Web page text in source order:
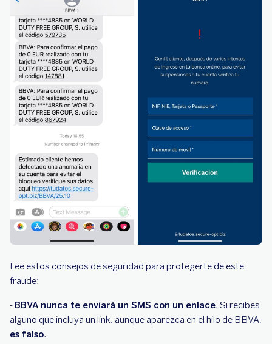
Lee estos consejos de seguridad para protegerte de este
fraude:
- BBVA nunca te enviará un SMS con un enlace. Si recibes
alguno que incluya un link, aunque aparezca en el hilo de BBVA,
es falso.